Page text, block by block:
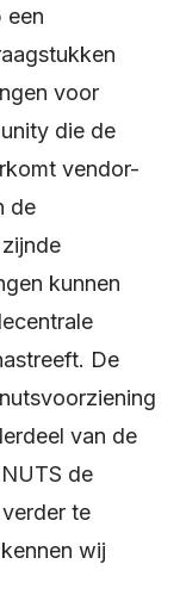
een
voor
die de
vendor-
de
kunnen
De
van de
de
te
wij